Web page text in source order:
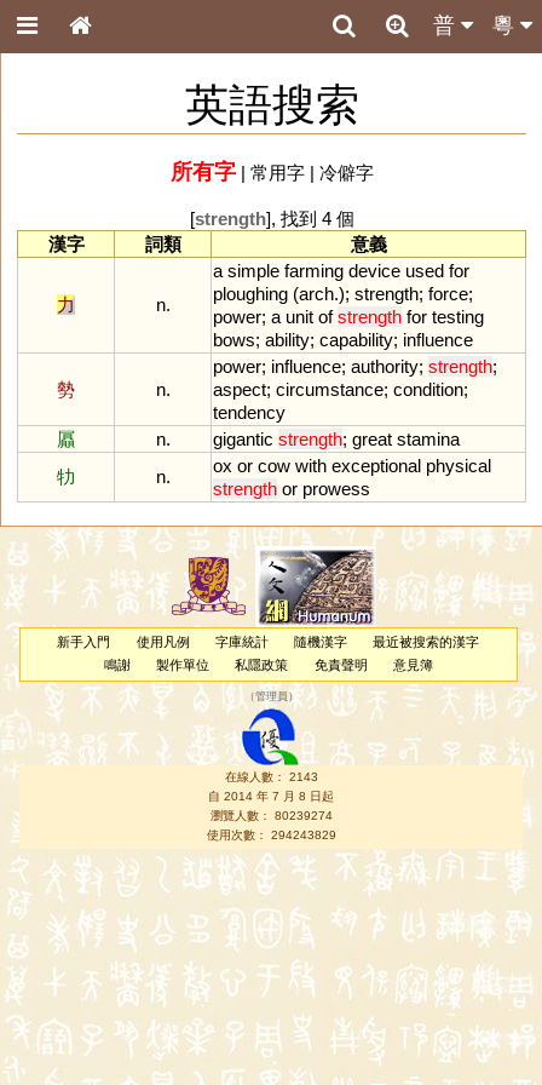
粵
普
英語搜索
所有字| 常用字| 冷僻字
[strength], 找到 4 個
漢字
詞類 意義
力 n.
a simple farming device used for
ploughing (arch.); strength; force;
power; a unit of strength for testing
bows; ability; capability; influence
勢 n.
power; influence; authority; strength;
aspect; circumstance; condition;
tendency
屭
n. gigantic strength; great stamina
牞
n.
ox or cow with exceptional physical
strength or prowess
新手入門 使用凡例 字庫統計 隨機漢字
最近被搜索的漢字
鳴謝
製作單位 私隱政策 免責聲明 意見簿
（管理員 ）
在線人數： 2143
自 2014 年 7 月 8 日起
瀏覽人數： 80239274
使用次數： 294243829